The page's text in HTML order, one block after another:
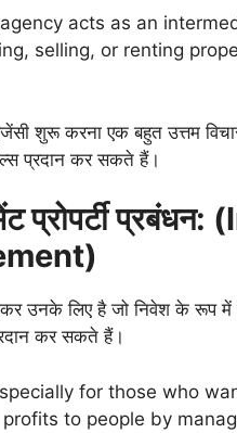
acts as an
selling, or renting
शुरू करना एक बहुत उत्तम
प्रदान कर सकते हैं।
प्रोपर्टी
उनके लिए है जो निवेश के रूप में
कर सकते हैं।
for those who
to people by